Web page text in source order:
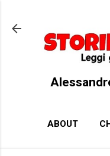
ABOUT